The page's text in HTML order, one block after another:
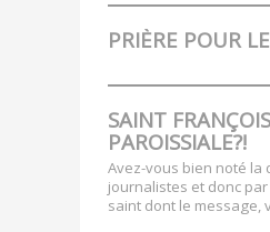
PRIÈRE POUR
SAINT
PAROISSIALE?!
Avez-vous bien noté la
journalistes et donc
saint dont le message,